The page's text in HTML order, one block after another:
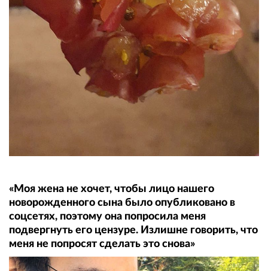
«Моя жена не хочет, чтобы лицо нашего
новорожденного сына было опубликовано в
соцсетях, поэтому она попросила меня
подвергнуть его цензуре. Излишне говорить, что
меня не попросят сделать это снова»